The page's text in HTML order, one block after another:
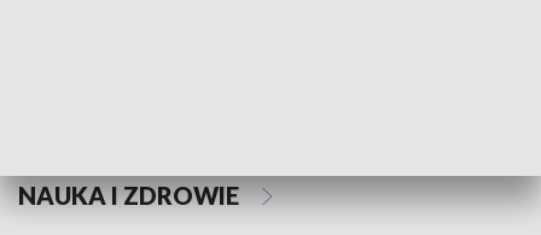
NAUKA I ZDROWIE